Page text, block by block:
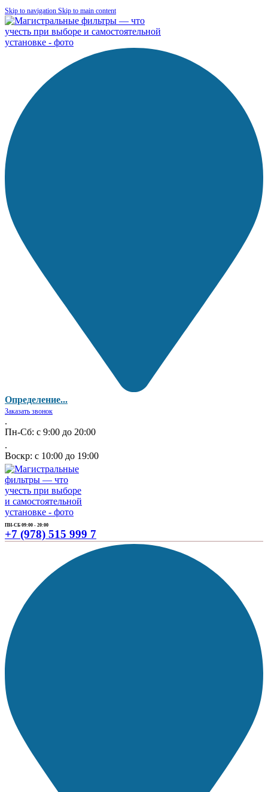
Skip to navigation Skip to main content
Определение...
Заказать звонок
.
Пн-Сб: с 9:00 до 20:00
.
Воскр: с 10:00 до 19:00
ПН-СБ 09:00 - 20:00
+7 (978) 515 999 7